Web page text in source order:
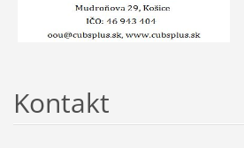
Kontakt